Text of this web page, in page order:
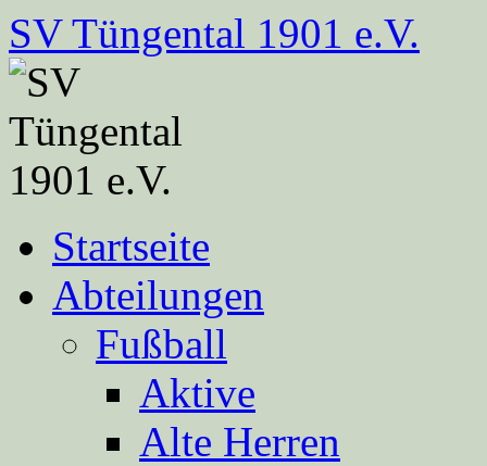
Zum
Inhalt
springen
SV Tüngental 1901 e.V.
Startseite
Abteilungen
Fußball
Aktive
Alte Herren